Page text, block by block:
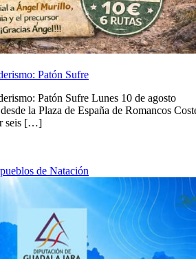
Patón Sufre
Patón Sufre Lunes 10 de agosto
la Plaza de España de Romancos
seis […]
de Natación